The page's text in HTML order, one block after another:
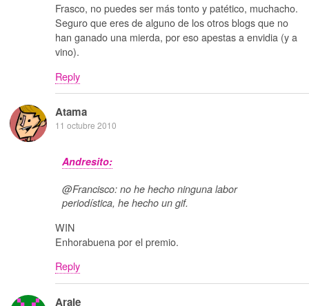
Frasco, no puedes ser más tonto y patético, muchacho.
Seguro que eres de alguno de los otros blogs que no
han ganado una mierda, por eso apestas a envidia (y a
vino).
Reply
Atama
11 octubre 2010
Andresito:
@Francisco: no he hecho ninguna labor
periodística, he hecho un gif.
WIN
Enhorabuena por el premio.
Reply
Arale